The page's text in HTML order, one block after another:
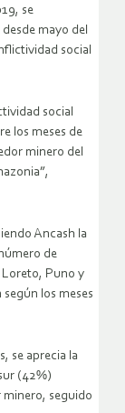
se
mayo del
social
social
los meses de
minero del
Ancash la
de
Puno y
los meses
se aprecia la
(42%)
minero, seguido